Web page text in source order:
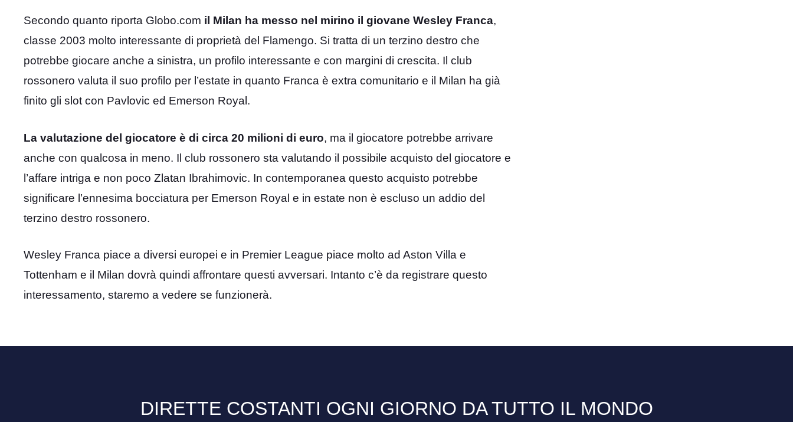
Secondo quanto riporta Globo.com il Milan ha messo nel mirino il giovane Wesley Franca,
classe 2003 molto interessante di proprietà del Flamengo. Si tratta di un terzino destro che
potrebbe giocare anche a sinistra, un profilo interessante e con margini di crescita. Il club
rossonero valuta il suo profilo per l’estate in quanto Franca è extra comunitario e il Milan ha già
finito gli slot con Pavlovic ed Emerson Royal.
La valutazione del giocatore è di circa 20 milioni di euro, ma il giocatore potrebbe arrivare
anche con qualcosa in meno. Il club rossonero sta valutando il possibile acquisto del giocatore e
l’affare intriga e non poco Zlatan Ibrahimovic. In contemporanea questo acquisto potrebbe
significare l’ennesima bocciatura per Emerson Royal e in estate non è escluso un addio del
terzino destro rossonero.
Wesley Franca piace a diversi europei e in Premier League piace molto ad Aston Villa e
Tottenham e il Milan dovrà quindi affrontare questi avversari. Intanto c’è da registrare questo
interessamento, staremo a vedere se funzionerà.
DIRETTE COSTANTI OGNI GIORNO DA TUTTO IL MONDO